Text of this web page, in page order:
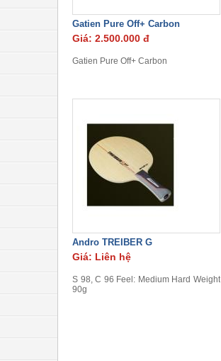
Gatien Pure Off+ Carbon
Giá: 2.500.000 đ
Gatien Pure Off+ Carbon
Andro TREIBER G
Giá: Liên hệ
S 98, C 96 Feel: Medium Hard Weight
90g